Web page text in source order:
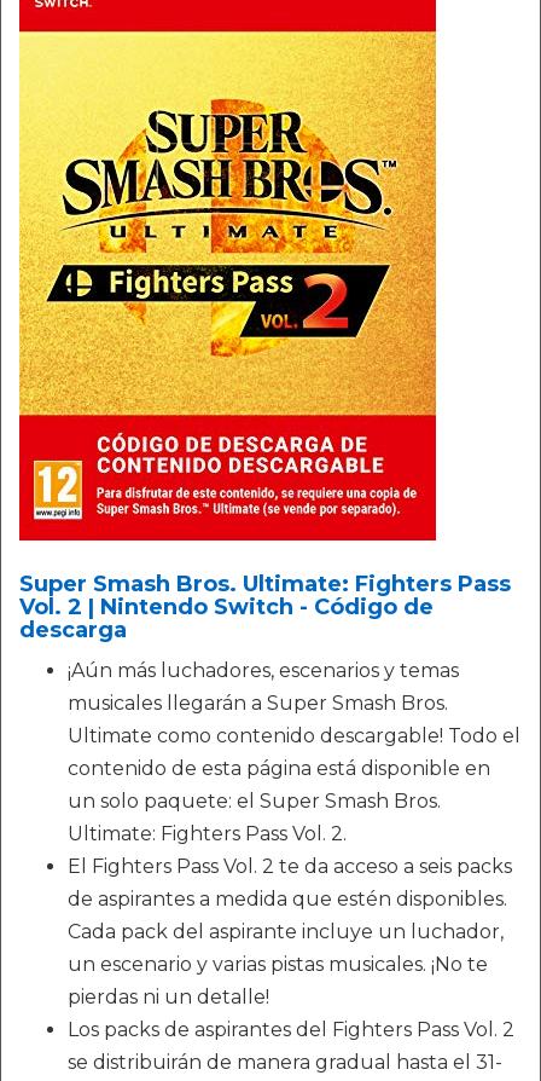
Super Smash Bros. Ultimate: Fighters Pass
Vol. 2 | Nintendo Switch - Código de
descarga
¡Aún más luchadores, escenarios y temas
musicales llegarán a Super Smash Bros.
Ultimate como contenido descargable! Todo el
contenido de esta página está disponible en
un solo paquete: el Super Smash Bros.
Ultimate: Fighters Pass Vol. 2.
El Fighters Pass Vol. 2 te da acceso a seis packs
de aspirantes a medida que estén disponibles.
Cada pack del aspirante incluye un luchador,
un escenario y varias pistas musicales. ¡No te
pierdas ni un detalle!
Los packs de aspirantes del Fighters Pass Vol. 2
se distribuirán de manera gradual hasta el 31-